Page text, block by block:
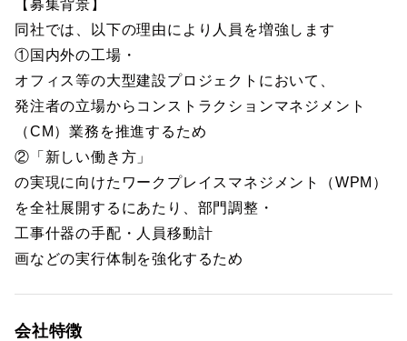
【募集背景】
同社では、以下の理由により人員を増強します
①国内外の工場・
オフィス等の大型建設プロジェクトにおいて、
発注者の立場からコンストラクションマネジメント
（CM）業務を推進するため
②「新しい働き方」
の実現に向けたワークプレイスマネジメント（WPM）
を全社展開するにあたり、部門調整・
工事什器の手配・人員移動計
画などの実行体制を強化するため
会社特徴